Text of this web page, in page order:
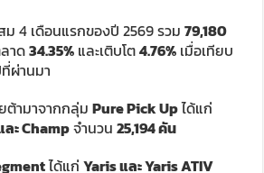
ม 4 เดือนแรกของปี 2569 รวม79,180
าด34.35% และเติบโต4.76% เมื่อเทียบ
ผ่านมา
ต้ามาจากกลุ่มPure Pick Upได้แก่
ะ Champจำนวน25,194 คัน
ได้แก่Yaris และ Yaris ATIV